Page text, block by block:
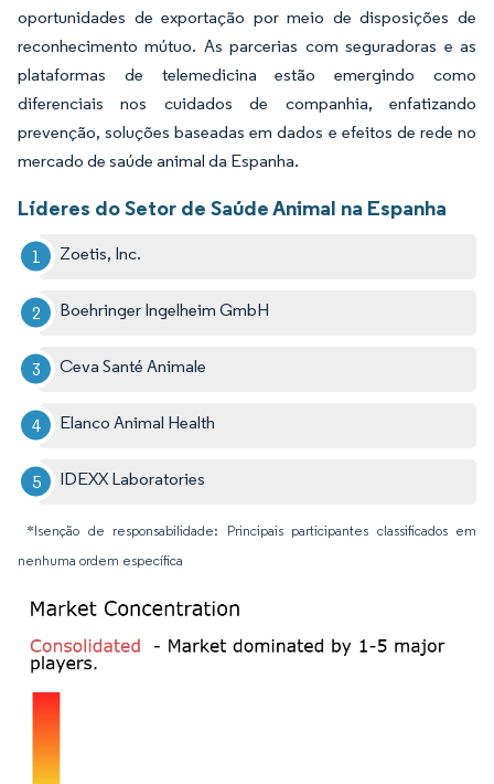
oportunidades de exportação por meio de disposições de
reconhecimento mútuo. As parcerias com seguradoras e as
plataformas de telemedicina estão emergindo como
diferenciais nos cuidados de companhia, enfatizando
prevenção, soluções baseadas em dados e efeitos de rede no
mercado de saúde animal da Espanha.
Líderes do Setor de Saúde Animal na Espanha
Zoetis, Inc.
Boehringer Ingelheim GmbH
Ceva Santé Animale
Elanco Animal Health
IDEXX Laboratories
*Isenção de responsabilidade: Principais participantes classificados em
nenhuma ordem específica